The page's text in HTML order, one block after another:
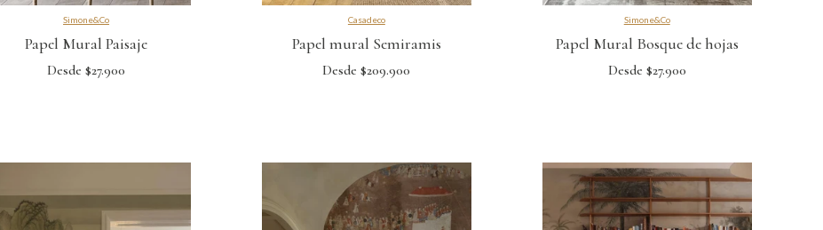
Simone&Co
Papel Mural Paisaje
Desde $27.900
Casadeco
Papel mural Semiramis
Desde $209.900
Simone&Co
Papel Mural Bosque de hojas
Desde $27.900